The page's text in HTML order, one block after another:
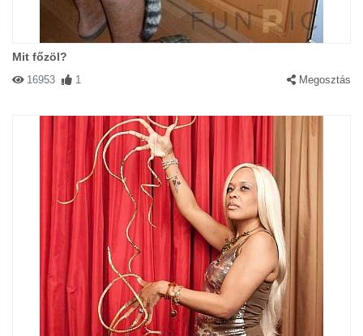
Mit főzöl?
16953 1 Megosztás